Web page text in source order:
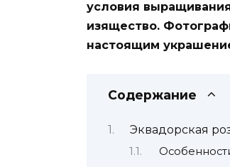
условия
изящество.
настоящим
Содержание
Эквадорская